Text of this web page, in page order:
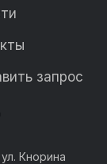
запрос
Кнорина